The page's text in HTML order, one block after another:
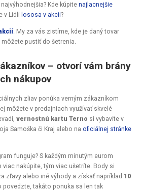
Kde kúpite najlacnejšie
v Lidli lososa v akcii?
. My za vás zistíme, kde je daný tovar
pustiť do šetrenia.
– otvorí vám brány
nákupov
zliav ponúka verným zákazníkom
môžete v predajniach využívať skvelé
vernostnú kartu Terno si vybavíte v
Samoška či Kraj alebo na oficiálnej stránke
funguje? S každým minutým eurom
viac nakúpite, tým viac ušetríte. Body si
zľavy alebo iné výhody a získať napríklad 10
povedzte, takáto ponuka sa len tak